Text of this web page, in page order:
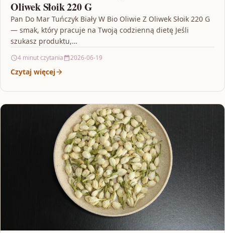
Oliwek Słoik 220 G
Pan Do Mar Tuńczyk Biały W Bio Oliwie Z Oliwek Słoik 220 G
— smak, który pracuje na Twoją codzienną dietę Jeśli
szukasz produktu,…
4 minut czytania 2026-06-19
Czytaj więcej